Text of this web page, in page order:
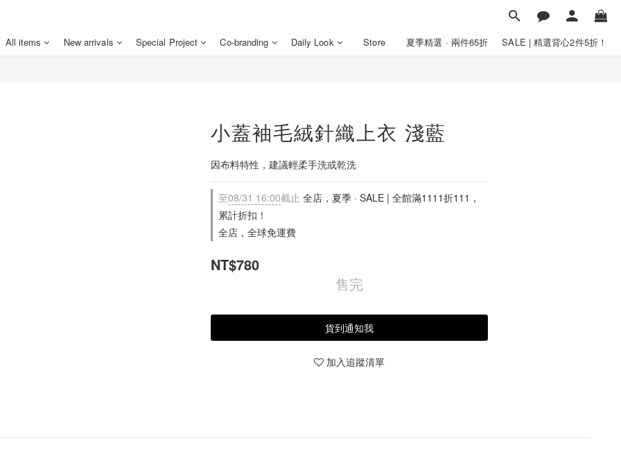
All items New arrivals Special Project Co-branding Daily Look Store 夏季精選 · 兩件65折 SALE | 精選背心2件5折！
小蓋袖毛絨針織上衣 淺藍
因布料特性，建議輕柔手洗或乾洗
至08/31 16:00截止 全店，夏季 · SALE | 全館滿1111折111，
累計折扣！
全店，全球免運費
NT$780
售完
貨到通知我
加入追蹤清單